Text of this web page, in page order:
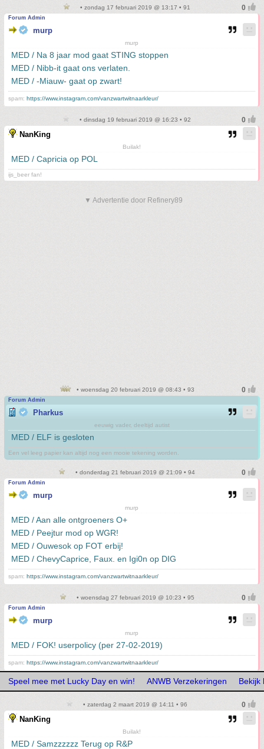
• zondag 17 februari 2019 @ 13:17 • 91
Forum Admin
murp
murp
MED / Na 8 jaar mod gaat STING stoppen
MED / Nibb-it gaat ons verlaten.
MED / -Miauw- gaat op zwart!
spam: https://www.instagram.com/vanzwartwitnaarkleur/
• dinsdag 19 februari 2019 @ 16:23 • 92
NanKing
Builak!
MED / Capricia op POL
ijs_beer fan!
▼ Advertentie door Refinery89
• woensdag 20 februari 2019 @ 08:43 • 93
Forum Admin
Pharkus
eeuwig vader, deeltijd autist
MED / ELF is gesloten
Een vel leeg papier kan altijd nog een mooie tekening worden.
• donderdag 21 februari 2019 @ 21:09 • 94
Forum Admin
murp
murp
MED / Aan alle ontgroeners O+
MED / Peejtur mod op WGR!
MED / Ouwesok op FOT erbij!
MED / ChevyCaprice, Faux. en Igi0n op DIG
spam: https://www.instagram.com/vanzwartwitnaarkleur/
• woensdag 27 februari 2019 @ 10:23 • 95
Forum Admin
murp
murp
MED / FOK! userpolicy (per 27-02-2019)
spam: https://www.instagram.com/vanzwartwitnaarkleur/
Speel mee met Lucky Day en win! ANWB Verzekeringen Bekijk
• zaterdag 2 maart 2019 @ 14:11 • 96
NanKing
Builak!
MED / Samzzzzzz Terug op R&P